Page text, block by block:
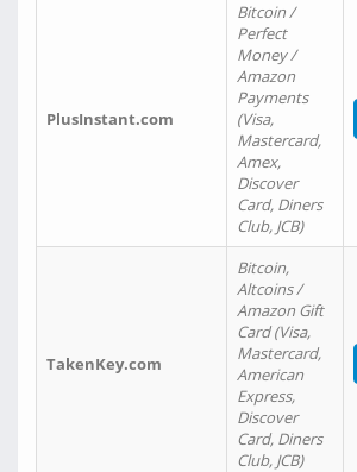
PlusInstant.com
Bitcoin /
Perfect
Money /
Amazon
Payments
(Visa,
Mastercard,
Amex,
Discover
Card, Diners
Club, JCB)
TakenKey.com
Bitcoin,
Altcoins /
Amazon Gift
Card (Visa,
Mastercard,
American
Express,
Discover
Card, Diners
Club, JCB)